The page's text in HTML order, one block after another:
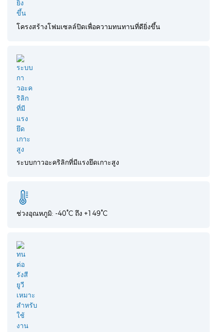
โครงสร้างโฟมเซลล์ปิดเพื่อความทนทานที่ดียิ่งขึ้น
ระบบกาวอะคริลิกที่มีแรงยึดเกาะสูง
ช่วงอุณหภูมิ: -40°C ถึง +149°C